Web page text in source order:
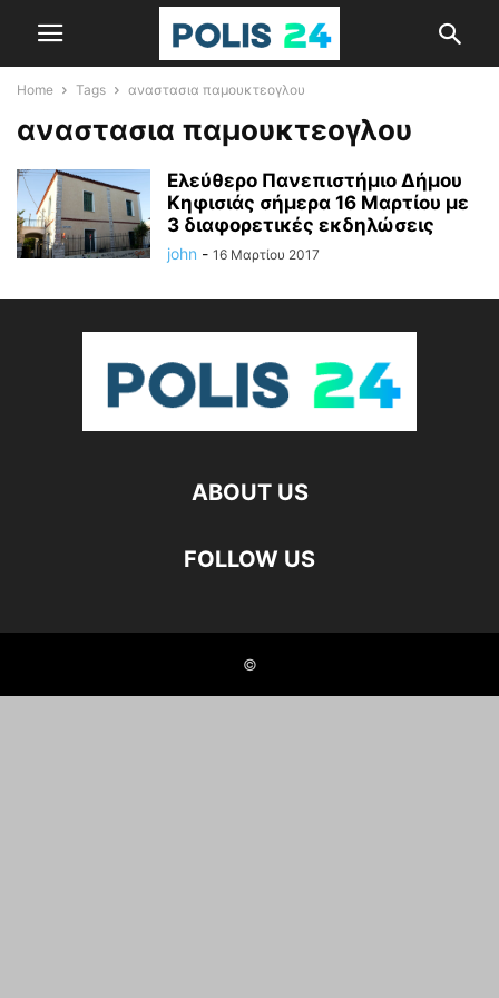
Home Tags αναστασια παμουκτεογλου
αναστασια παμουκτεογλου
Ελεύθερο Πανεπιστήμιο Δήμου
Κηφισιάς σήμερα 16 Μαρτίου με
3 διαφορετικές εκδηλώσεις
john - 16 Μαρτίου 2017
ABOUT US
FOLLOW US
©